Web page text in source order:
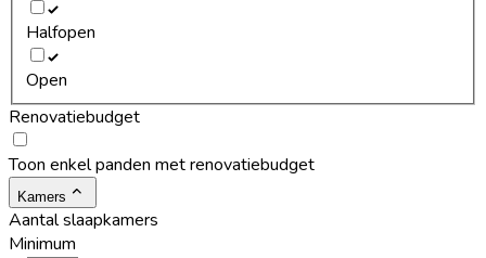
Halfopen
Open
Renovatiebudget
Toon enkel panden met renovatiebudget
Kamers
Aantal slaapkamers
Minimum